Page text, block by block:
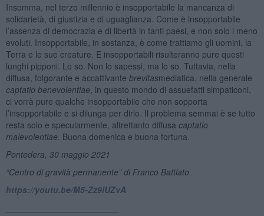
Insomma, nel terzo millennio è insopportabile la mancanza di
solidarietà, di giustizia e di uguaglianza. Come è insopportabile
l’assenza di democrazia e di libertà in tanti paesi, e non solo i meno
evoluti. Insopportabile, in sostanza, è come trattiamo gli uomini, la
Terra e le sue creature. E insopportabili risulteranno pure questi
lunghi pipponi. Lo so. Non lo sapessi, ma lo so. Tuttavia, nella
diffusa, folgorante e accattivante brevitasmediatica, nella generale
captatio benevolentiae , in questo mondo di assuefatti simpaticoni,
ci vorrà pure qualche insopportabile che non sopporta
l’insopportabile e si dilunga per dirlo. Il problema semmai è se tutto
resta solo e specularmente, altrettanto diffusa captatio
malevolentiae. Buona domenica e buona fortuna.
Pontedera, 30 maggio 2021
“Centro di gravità permanente” di Franco Battiato
https://youtu.be/M5-Zz9iUZvA